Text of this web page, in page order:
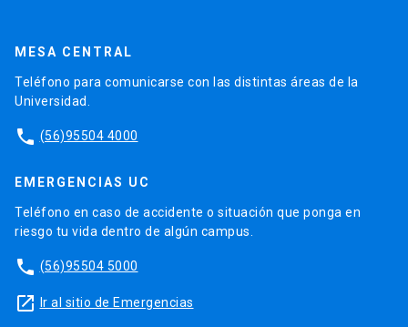
MESA CENTRAL
Teléfono para comunicarse con las distintas áreas de la
Universidad.
phone (56)95504 4000
EMERGENCIAS UC
Teléfono en caso de accidente o situación que ponga en
riesgo tu vida dentro de algún campus.
phone (56)95504 5000
launch Ir al sitio de Emergencias